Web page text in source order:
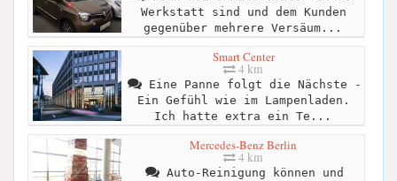
Werkstatt sind und dem Kunden
gegenüber mehrere Versäum...
Smart Center
4 km
Eine Panne folgt die Nächste -
Ein Gefühl wie im Lampenladen.
Ich hatte extra ein Te...
Mercedes-Benz Berlin
4 km
Auto-Reinigung können und